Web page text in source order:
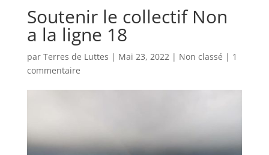
Soutenir le collectif Non
a la ligne 18
par Terres de Luttes | Mai 23, 2022| Non classé | 1
commentaire